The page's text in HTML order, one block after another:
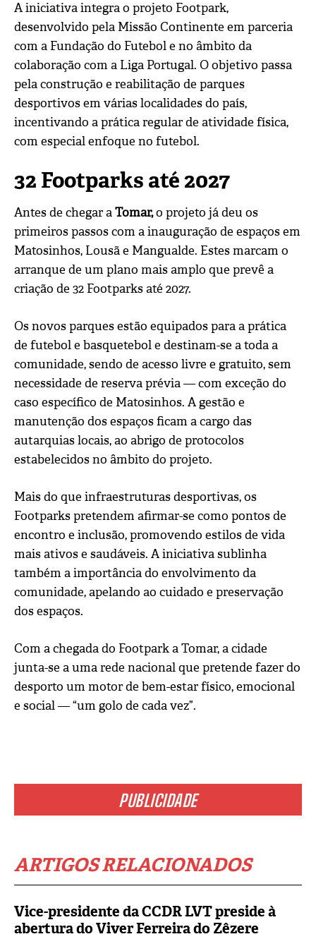
PUBLICIDADE
ARTIGOS RELACIONADOS
Vice-presidente da CCDR LVT preside à
abertura do Viver Ferreira do Zêzere
A iniciativa integra o projeto Footpark,
desenvolvido pela Missão Continente em parceria
com a Fundação do Futebole no âmbito da
colaboração com a Liga Portugal. O objetivo passa
pela construção e reabilitação de parques
desportivos em várias localidades do país,
incentivando a prática regular de atividade física,
com especial enfoque no futebol.
32 Footparks até 2027
Antes de chegar aTomar,o projeto já deu os
primeiros passos com a inauguração de espaços em
Matosinhos, Lousã e Mangualde. Estes marcam o
arranque de um plano mais amplo que prevê a
criação de 32 Footparks até 2027.
Os novos parques estão equipados para a prática
de futebol e basquetebol e destinam-se a toda a
comunidade, sendo de acesso livre e gratuito, sem
necessidade de reserva prévia — com exceção do
caso específico de Matosinhos. A gestão e
manutenção dos espaços ficam a cargo das
autarquias locais, ao abrigo de protocolos
estabelecidos no âmbito do projeto.
Mais do que infraestruturas desportivas, os
Footparks pretendem afirmar-se como pontos de
encontro e inclusão, promovendo estilos de vida
mais ativos e saudáveis. A iniciativa sublinha
também a importância do envolvimento da
comunidade, apelando ao cuidado e preservação
dos espaços.
Com a chegada do Footpark a Tomar, a cidade
junta-se a uma rede nacional que pretende fazer do
desporto um motor de bem-estar físico, emocional
e social — “um golo de cada vez”.